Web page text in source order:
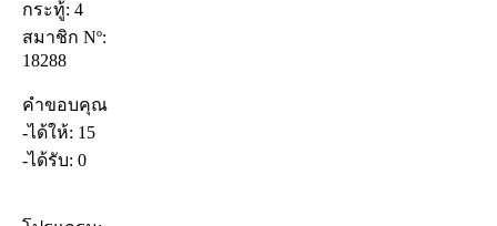
กระทู้: 4
สมาชิก Nº:
18288
คำขอบคุณ
-ได้ให้: 15
-ได้รับ: 0